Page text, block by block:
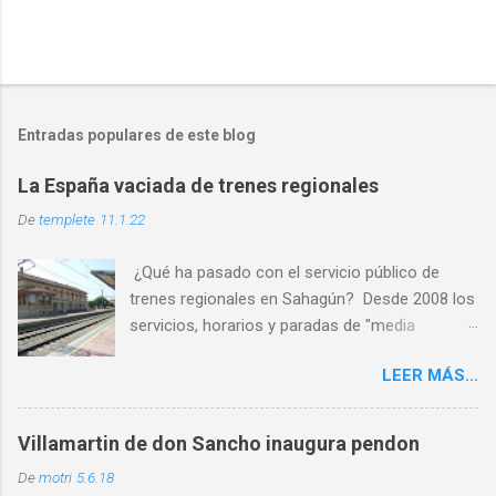
Entradas populares de este blog
La España vaciada de trenes regionales
Detemplete 11.1.22
¿Qué ha pasado con el servicio público de
trenes regionales en Sahagún? Desde 2008 los
servicios, horarios y paradas de "media
PASO 1: Servicio deficiente ✅ PASO 2: Malos
horarios ✅ PASO 3: Los usuarios son
expulsados por las escasas opciones ✅ PASO
4: Cierre por falta de usuarios ⏳ Al abandono
LEER MÁS...
Villamartin de don Sancho inaugura pendon
Demotri 5.6.18